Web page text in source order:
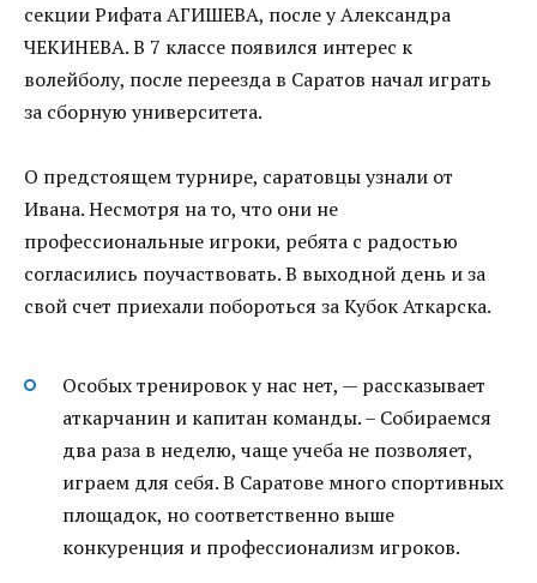
секции Рифата АГИШЕВА, после у Александра
ЧЕКИНЕВА. В 7 классе появился интерес к
волейболу, после переезда в Саратов начал играть
за сборную университета.
О предстоящем турнире, саратовцы узнали от
Ивана. Несмотря на то, что они не
профессиональные игроки, ребята с радостью
согласились поучаствовать. В выходной день и за
свой счет приехали побороться за Кубок Аткарска.
Особых тренировок у нас нет, — рассказывает
аткарчанин и капитан команды. – Собираемся
два раза в неделю, чаще учеба не позволяет,
играем для себя. В Саратове много спортивных
площадок, но соответственно выше
конкуренция и профессионализм игроков.